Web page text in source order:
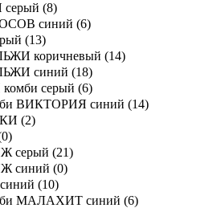
(8)
синий (6)
(13)
коричневый (14)
синий (18)
серый (6)
ВИКТОРИЯ синий (14)
(2)
0)
серый (21)
синий (0)
(10)
МАЛАХИТ синий (6)